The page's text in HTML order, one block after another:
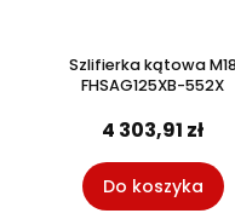
Szlifierka kątowa
FHSAG125XB-552X
4 303,91 zł
Do koszyka